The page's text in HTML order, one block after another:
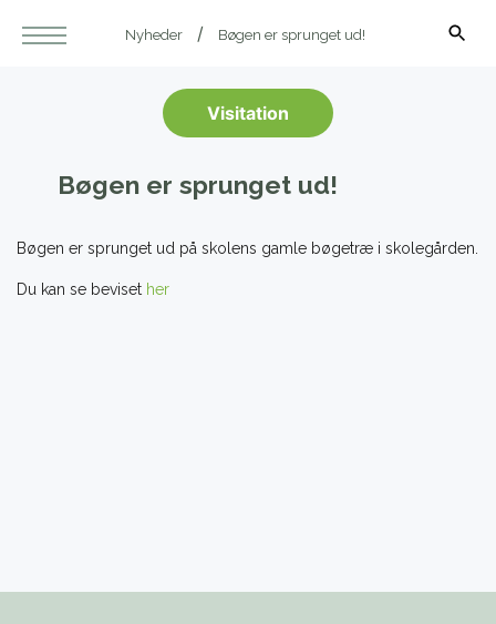
Nyheder Bøgen er sprunget ud!
Visitation
Bøgen er sprunget ud!
Bøgen er sprunget ud på skolens gamle bøgetræ i skolegården.
Du kan se beviset her